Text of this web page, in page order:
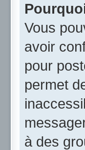
Vous
avoir
pour
permet
à des